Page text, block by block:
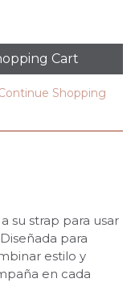
Shopping
su strap para usar
para
estilo y
en cada